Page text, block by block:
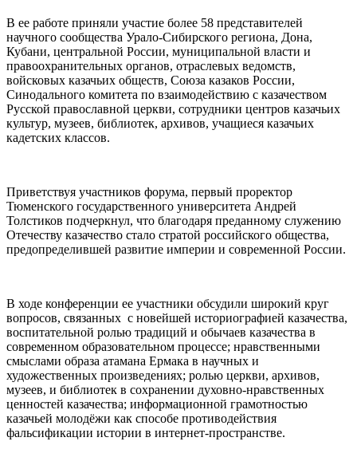
В ее работе приняли участие более 58 представителей
научного сообщества Урало-Сибирского региона, Дона,
Кубани, центральной России, муниципальной власти и
правоохранительных органов, отраслевых ведомств,
войсковых казачьих обществ, Союза казаков России,
Синодального комитета по взаимодействию с казачеством
Русской православной церкви, сотрудники центров казачьих
культур, музеев, библиотек, архивов, учащиеся казачьих
кадетских классов.
Приветствуя участников форума, первый проректор
Тюменского государственного университета Андрей
Толстиков подчеркнул, что благодаря преданному служению
Отечеству казачество стало стратой российского общества,
предопределившей развитие империи и современной России.
В ходе конференции ее участники обсудили широкий круг
вопросов, связанных с новейшей историографией казачества,
воспитательной ролью традиций и обычаев казачества в
современном образовательном процессе; нравственными
смыслами образа атамана Ермака в научных и
художественных произведениях; ролью церкви, архивов,
музеев, и библиотек в сохранении духовно-нравственных
ценностей казачества; информационной грамотностью
казачьей молодёжи как способе противодействия
фальсификации истории в интернет-пространстве.